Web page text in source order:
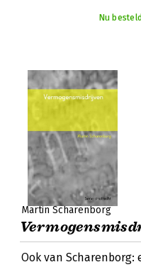
Nu
Martin Scharenborg
Ook van